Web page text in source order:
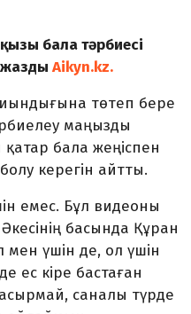
бала тәрбиесі
жазды Aikyn.kz.
төтеп бере
маңызды
бала жеңіспен
керегін айтты.
емес. Бұл видеоны
басында Құран
үшін де, ол үшін
ес кіре бастаған
саналы түрде